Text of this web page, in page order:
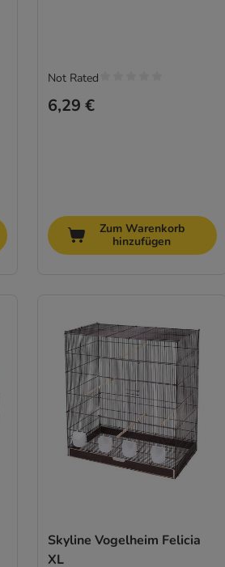
6,29 €
Not Rated
Zum Warenkorb
hinzufügen
Skyline Vogelheim Felicia
XL